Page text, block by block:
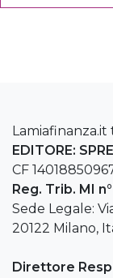
EDITORE:
CF
Reg. Trib. MI
Sede Legale:
20122 Milano,
Direttore